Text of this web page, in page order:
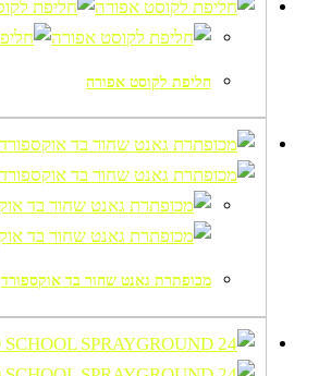
חליפת לקוסט אפורה
מכופתרת גאנט שחור בד אוקספורד